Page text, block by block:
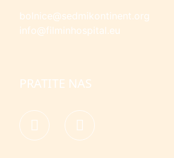
bolnice@sedmikontinent.org
info@filminhospital.eu
PRATITE NAS